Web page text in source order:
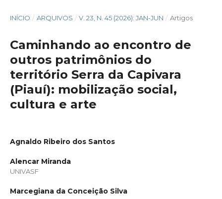
INÍCIO / ARQUIVOS / V. 23, N. 45 (2026): JAN-JUN / Artigos
Caminhando ao encontro de
outros patrimônios do
território Serra da Capivara
(Piauí): mobilização social,
cultura e arte
Agnaldo Ribeiro dos Santos
Alencar Miranda
UNIVASF
Marcegiana da Conceição Silva